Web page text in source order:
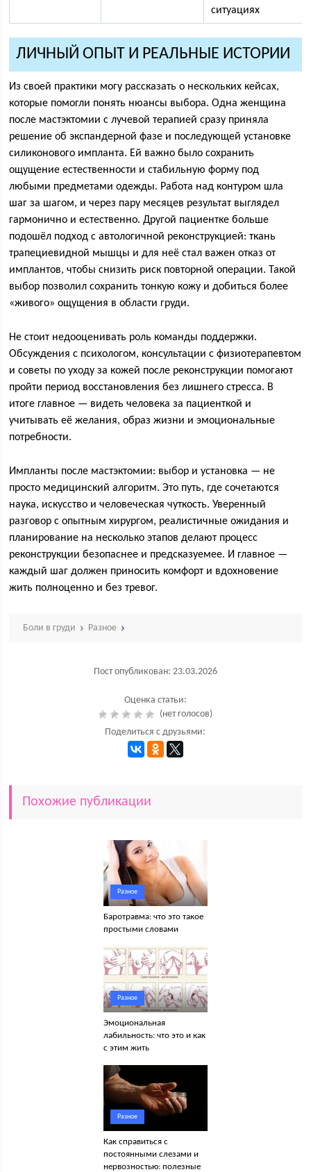
ситуациях
ЛИЧНЫЙ ОПЫТ И РЕАЛЬНЫЕ ИСТОРИИ
Из своей практики могу рассказать о нескольких кейсах,
которые помогли понять нюансы выбора. Одна женщина
после мастэктомии с лучевой терапией сразу приняла
решение об экспандерной фазе и последующей установке
силиконового импланта. Ей важно было сохранить
ощущение естественности и стабильную форму под
любыми предметами одежды. Работа над контуром шла
шаг за шагом, и через пару месяцев результат выглядел
гармонично и естественно. Другой пациентке больше
подошёл подход с автологичной реконструкцией: ткань
трапециевидной мышцы и для неё стал важен отказ от
имплантов, чтобы снизить риск повторной операции. Такой
выбор позволил сохранить тонкую кожу и добиться более
«живого» ощущения в области груди.
Не стоит недооценивать роль команды поддержки.
Обсуждения с психологом, консультации с физиотерапевтом
и советы по уходу за кожей после реконструкции помогают
пройти период восстановления без лишнего стресса. В
итоге главное — видеть человека за пациенткой и
учитывать её желания, образ жизни и эмоциональные
потребности.
Импланты после мастэктомии: выбор и установка — не
просто медицинский алгоритм. Это путь, где сочетаются
наука, искусство и человеческая чуткость. Уверенный
разговор с опытным хирургом, реалистичные ожидания и
планирование на несколько этапов делают процесс
реконструкции безопаснее и предсказуемее. И главное —
каждый шаг должен приносить комфорт и вдохновение
жить полноценно и без тревог.
Боли в груди Разное
Пост опубликован: 23.03.2026
Оценка статьи:
(нет голосов)
Поделиться с друзьями:
Похожие публикации
Разное
Баротравма: что это такое
простыми словами
Разное
Эмоциональная
лабильность: что это и как
с этим жить
Разное
Как справиться с
постоянными слезами и
нервозностью: полезные